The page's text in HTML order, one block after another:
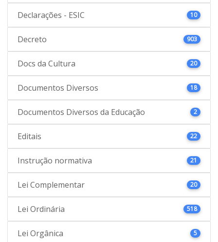
Declarações - ESIC 10
Decreto 903
Docs da Cultura 20
Documentos Diversos 18
Documentos Diversos da Educação 2
Editais 22
Instrução normativa 21
Lei Complementar 20
Lei Ordinária 518
Lei Orgânica 5